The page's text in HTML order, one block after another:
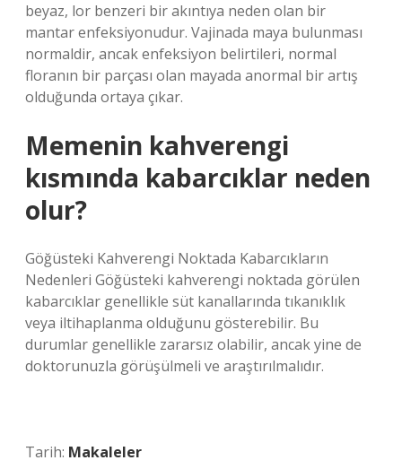
beyaz, lor benzeri bir akıntıya neden olan bir
mantar enfeksiyonudur. Vajinada maya bulunması
normaldir, ancak enfeksiyon belirtileri, normal
floranın bir parçası olan mayada anormal bir artış
olduğunda ortaya çıkar.
Memenin kahverengi
kısmında kabarcıklar neden
olur?
Göğüsteki Kahverengi Noktada Kabarcıkların
Nedenleri Göğüsteki kahverengi noktada görülen
kabarcıklar genellikle süt kanallarında tıkanıklık
veya iltihaplanma olduğunu gösterebilir. Bu
durumlar genellikle zararsız olabilir, ancak yine de
doktorunuzla görüşülmeli ve araştırılmalıdır.
Tarih: Makaleler